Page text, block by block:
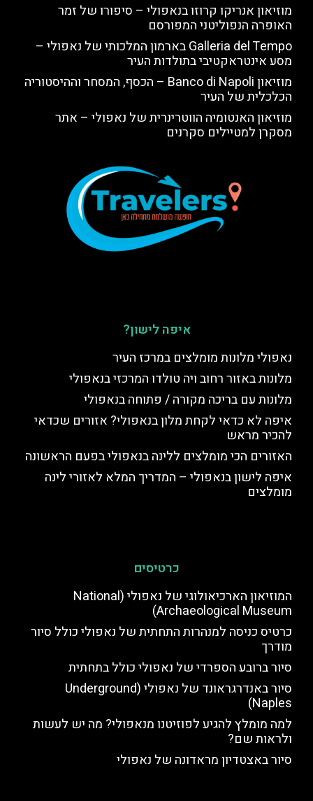
מוזיאון אנריקו קרוזו בנאפולי – סיפורו של זמר
האופרה הנפוליטני המפורסם
Galleria del Tempo בארמון המלכותי של נאפולי –
מסע אינטראקטיבי בתולדות העיר
מוזיאון Banco di Napoli – הכסף, המסחר וההיסטוריה
הכלכלית של העיר
מוזיאון האנטומיה הווטרינרית של נאפולי – אתר
מסקרן למטיילים סקרנים
איפה לישון?
נאפולי מלונות מומלצים במרכז העיר
מלונות באזור רחוב ויה טולדו המרכזי בנאפולי
מלונות עם בריכה מקורה / פתוחה בנאפולי
איפה לא כדאי לקחת מלון בנאפולי? אזורים שכדאי
להכיר מראש
האזורים הכי מומלצים ללינה בנאפולי בפעם הראשונה
איפה לישון בנאפולי – המדריך המלא לאזורי לינה
מומלצים
כרטיסים
המוזיאון הארכיאולוגי של נאפולי (National
Archaeological Museum)
כרטיס כניסה למנהרות התחתית של נאפולי כולל סיור
מודרך
סיור ברובע הספרדי של נאפולי כולל בתחתית
סיור באנדרגראונד של נאפולי (Underground
Naples)
למה מומלץ להגיע לפוזיטנו מנאפולי? מה יש לעשות
ולראות שם?
סיור באצטדיון מראדונה של נאפולי